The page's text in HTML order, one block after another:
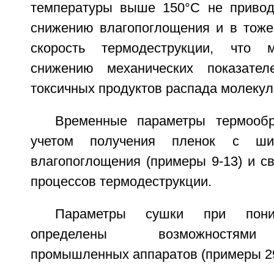
температуры выше 150°С не
снижению влагопоглощения и в
скорость термодеструкции,
снижению механических
токсичных продуктов распада
Временные параметры
учетом получения пленок с
влагопоглощения (примеры 9-13) и
процессов термодеструкции.
Параметры сушки при
определены
промышленных аппаратов (примеры